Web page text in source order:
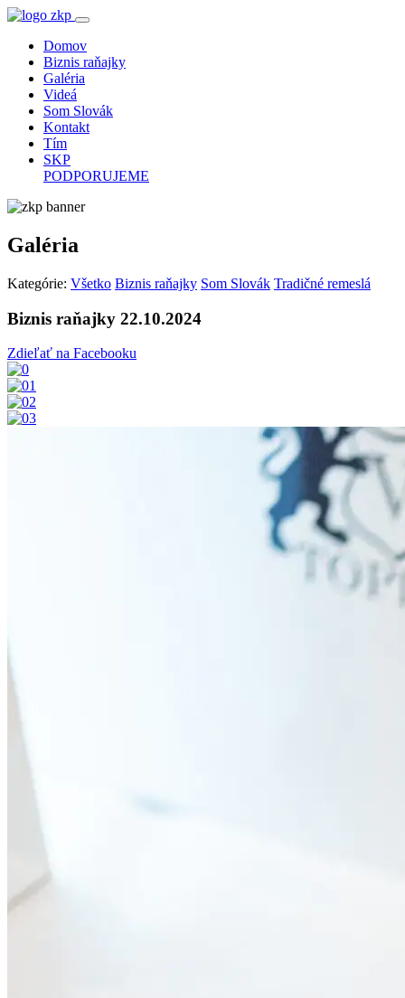
Domov
Biznis raňajky
Galéria
Videá
Som Slovák
Kontakt
Tím
SKP
PODPORUJEME
Galéria
Kategórie: Všetko Biznis raňajky Som Slovák Tradičné remeslá
Biznis raňajky 22.10.2024
Zdieľať na Facebooku